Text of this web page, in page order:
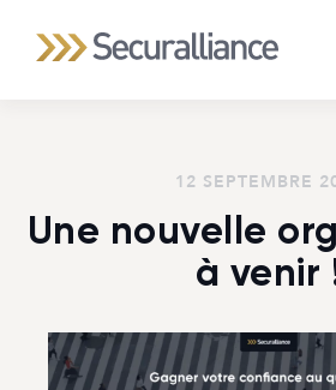
12 SEPTEMBRE
Une nouvelle
à venir